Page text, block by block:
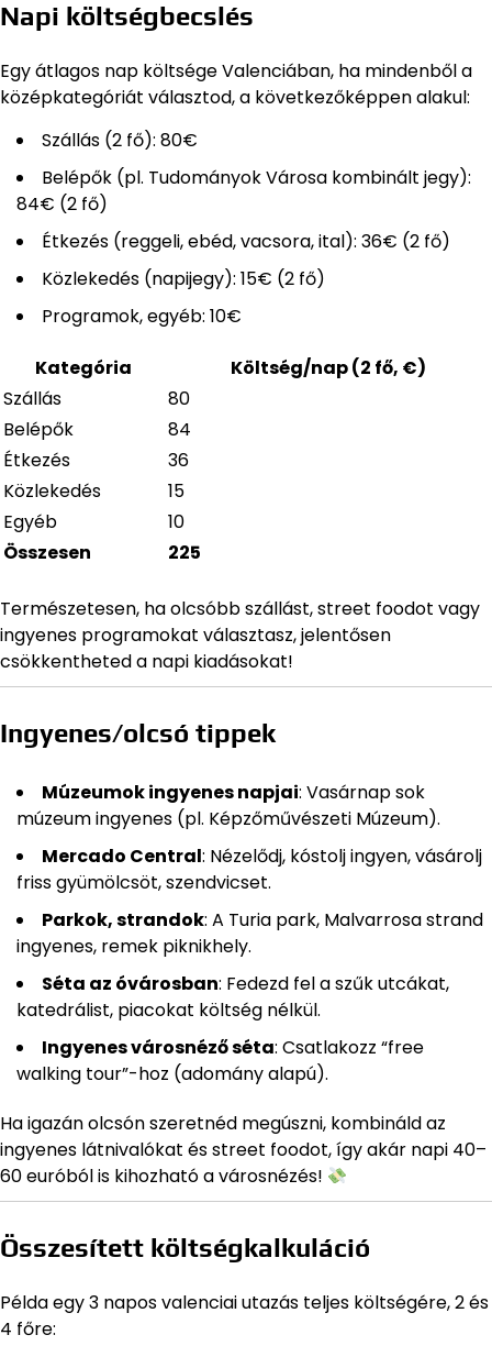
Napi költségbecslés
Egy átlagos nap költsége Valenciában, ha mindenből a
középkategóriát választod, a következőképpen alakul:
Szállás (2 fő): 80€
Belépők (pl. Tudományok Városa kombinált jegy):
84€ (2 fő)
Étkezés (reggeli, ebéd, vacsora, ital): 36€ (2 fő)
Közlekedés (napijegy): 15€ (2 fő)
Programok, egyéb: 10€
Kategória
Költség/nap (2 fő, €)
Szállás
80
Belépők
84
Étkezés
36
Közlekedés
15
Egyéb
10
Összesen
225
Természetesen, ha olcsóbb szállást, street foodot vagy
ingyenes programokat választasz, jelentősen
csökkentheted a napi kiadásokat!
Ingyenes/olcsó tippek
Múzeumok ingyenes napjai: Vasárnap sok
múzeum ingyenes (pl. Képzőművészeti Múzeum).
Mercado Central: Nézelődj, kóstolj ingyen, vásárolj
friss gyümölcsöt, szendvicset.
Parkok, strandok: A Turia park, Malvarrosa strand
ingyenes, remek piknikhely.
Séta az óvárosban: Fedezd fel a szűk utcákat,
katedrálist, piacokat költség nélkül.
Ingyenes városnéző séta: Csatlakozz “free
walking tour”-hoz (adomány alapú).
Ha igazán olcsón szeretnéd megúszni, kombináld az
ingyenes látnivalókat és street foodot, így akár napi 40–
60 euróból is kihozható a városnézés!
Összesített költségkalkuláció
Példa egy 3 napos valenciai utazás teljes költségére, 2 és
4 főre: